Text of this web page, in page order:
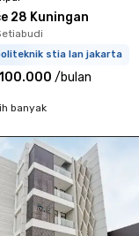
28 Kuningan
stia lan jakarta
/bulan
banyak